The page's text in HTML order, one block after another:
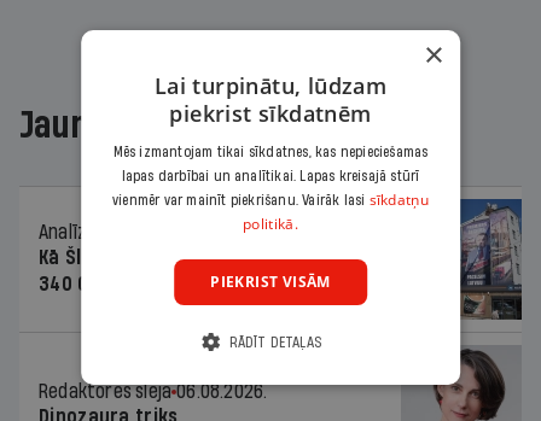
Jaunākajā žurnālā
Analīze
Kā Šlesera partija palika nesodīta par
340 000 vērtu reklāmas kampaņu
Redaktores sleja 06.08.2026.
Dinozaura triks
×
Lai turpinātu, lūdzam
piekrist sīkdatnēm
Mēs izmantojam tikai sīkdatnes, kas nepieciešamas
lapas darbībai un analītikai. Lapas kreisajā stūrī
vienmēr var mainīt piekrišanu. Vairāk lasi sīkdatņu
politikā.
PIEKRIST VISĀM
RĀDĪT DETAĻAS